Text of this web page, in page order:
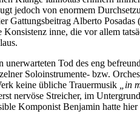
jedoch von enormem
Gattungsbeitrag Alberto Posadas (
inne, die vor allem
Tod des eng
Soloinstrumente- bzw.
keine übliche Trauermusik
„in
nervöse Streicher, im
Komponist Benjamin hatte